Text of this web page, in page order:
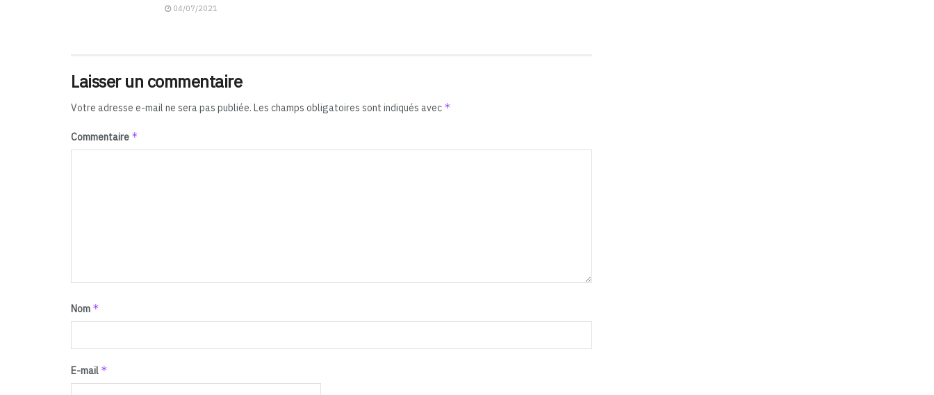
04/07/2021
Laisser un commentaire
Votre adresse e-mail ne sera pas publiée. Les champs obligatoires sont indiqués avec *
Commentaire *
Nom *
E-mail *